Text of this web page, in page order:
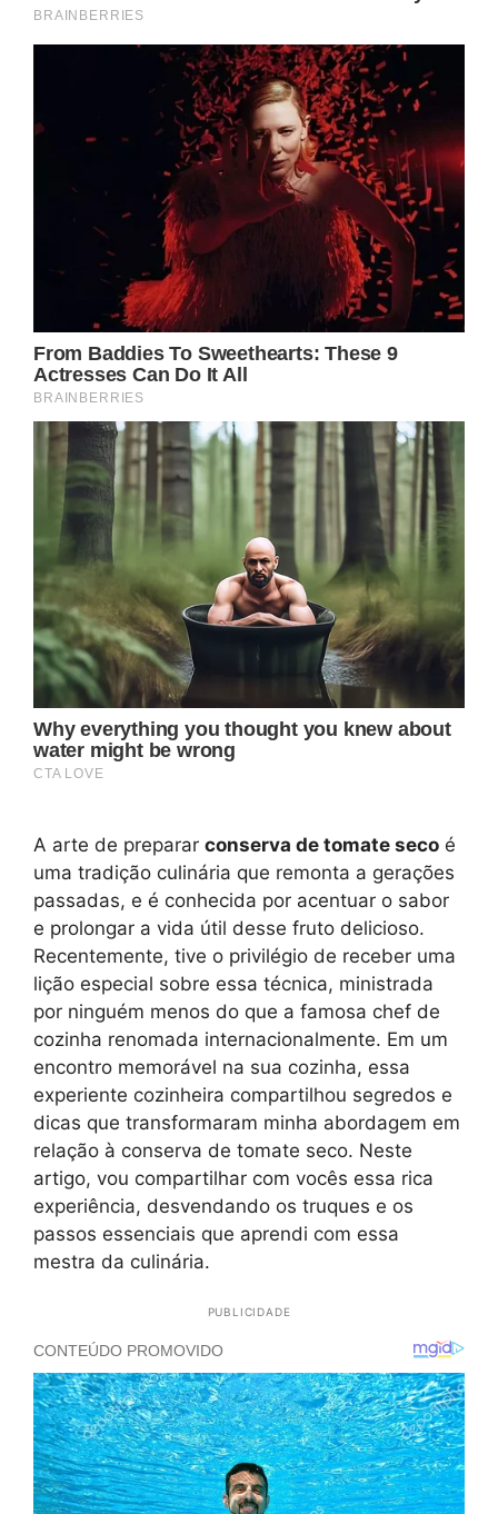
A arte de preparar conserva de tomate seco é
uma tradição culinária que remonta a gerações
passadas, e é conhecida por acentuar o sabor
e prolongar a vida útil desse fruto delicioso.
Recentemente, tive o privilégio de receber uma
lição especial sobre essa técnica, ministrada
por ninguém menos do que a famosa chef de
cozinha renomada internacionalmente. Em um
encontro memorável na sua cozinha, essa
experiente cozinheira compartilhou segredos e
dicas que transformaram minha abordagem em
relação à conserva de tomate seco. Neste
artigo, vou compartilhar com vocês essa rica
experiência, desvendando os truques e os
passos essenciais que aprendi com essa
mestra da culinária.
PUBLICIDADE